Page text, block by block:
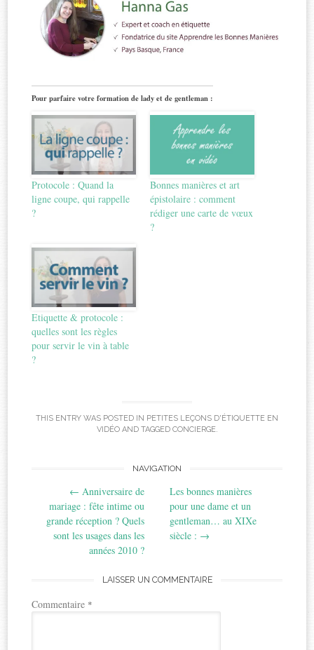
Pour parfaire votre formation de lady et de gentleman :
Protocole : Quand la
ligne coupe, qui rappelle
?
Bonnes manières et art
épistolaire : comment
rédiger une carte de vœux
?
Etiquette & protocole :
quelles sont les règles
pour servir le vin à table
?
THIS ENTRY WAS POSTED IN PETITES LEÇONS D'ÉTIQUETTE EN
VIDÉOAND TAGGED CONCIERGE.
navigation
NAVIGATION
← Anniversaire de
mariage : fête intime ou
grande réception ? Quels
sont les usages dans les
années 2010 ?
Les bonnes manières
pour une dame et un
gentleman… au XIXe
siècle : →
LAISSER UN COMMENTAIRE
Commentaire *